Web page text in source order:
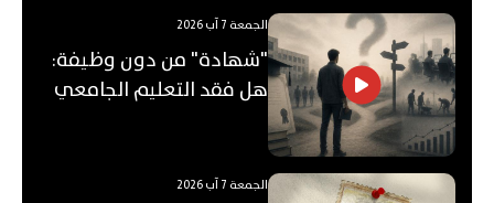
الجمعة 7 آب 2026
"شهادة" من دون وظيفة:
هل فقد التعليم الجامعي
الجمعة 7 آب 2026